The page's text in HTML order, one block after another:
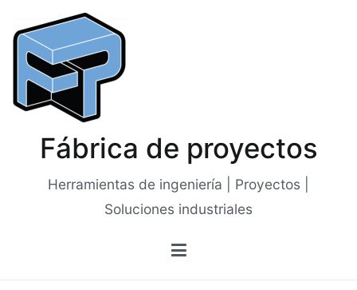
contenido
Fábrica de proyectos
Herramientas de ingeniería | Proyectos |
Soluciones industriales